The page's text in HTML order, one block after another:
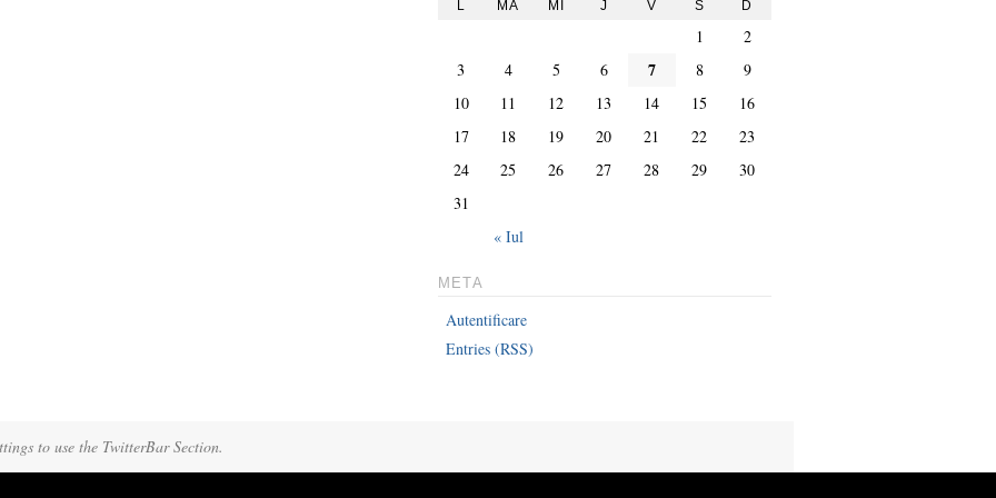
L
MA MI J V S D
« Iul
1
2
3
4 5 6 7 8
9
10
11 12 13 14 15
16
17
18 19 20 21 22
23
24
25 26 27 28 29
30
31
META
Autentificare
Entries (RSS)
to use the TwitterBar Section.